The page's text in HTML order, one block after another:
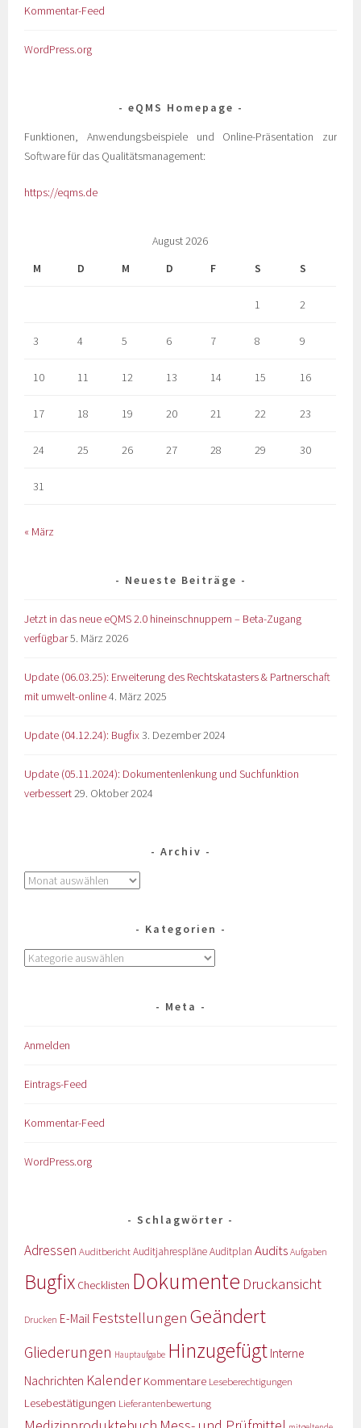
Kommentar-Feed
WordPress.org
eQMS Homepage
Funktionen, Anwendungsbeispiele und Online-Präsentation zur
Software für das Qualitätsmanagement:
https://eqms.de
August 2026
M
D M D F S S
1 2
3 4 5 6 7 8 9
10 11 12 13 14 15 16
17 18 19 20 21 22 23
24 25 26 27 28 29 30
31
« März
Neueste Beiträge
Jetzt in das neue eQMS 2.0 hineinschnuppern – Beta-Zugang
verfügbar5. März 2026
Update (06.03.25): Erweiterung des Rechtskatasters & Partnerschaft
mit umwelt-online4. März 2025
Update (04.12.24): Bugfix3. Dezember 2024
Update (05.11.2024): Dokumentenlenkung und Suchfunktion
verbessert29. Oktober 2024
Archiv
Kategorien
Meta
Anmelden
Eintrags-Feed
Kommentar-Feed
WordPress.org
Schlagwörter
Adressen AuditberichtAuditjahrespläneAuditplan Audits Aufgaben
Bugfix Checklisten Dokumente Druckansicht
Drucken E-Mail Feststellungen Geändert
Gliederungen Hauptaufgabe Hinzugefügt Interne
Nachrichten KalenderKommentare Leseberechtigungen
Lesebestätigungen Lieferantenbewertung